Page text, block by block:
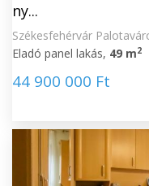
ny...
Székesfehérvár
Eladó panel lakás, 49 m2
44 900 000 Ft